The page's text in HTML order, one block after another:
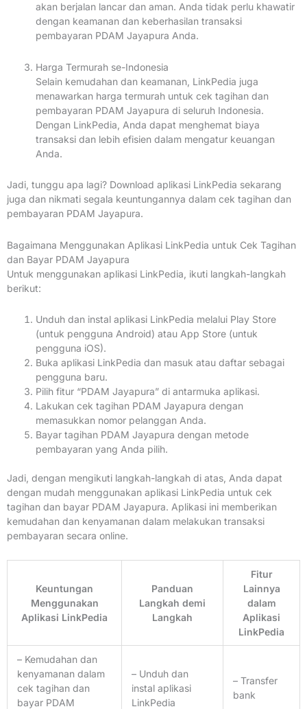
akan berjalan lancar dan aman. Anda tidak perlu khawatir
dengan keamanan dan keberhasilan transaksi
pembayaran PDAM Jayapura Anda.
Harga Termurah se-Indonesia
Selain kemudahan dan keamanan, LinkPedia juga
menawarkan harga termurah untuk cek tagihan dan
pembayaran PDAM Jayapura di seluruh Indonesia.
Dengan LinkPedia, Anda dapat menghemat biaya
transaksi dan lebih efisien dalam mengatur keuangan
Anda.
Jadi, tunggu apa lagi? Download aplikasi LinkPedia sekarang
juga dan nikmati segala keuntungannya dalam cek tagihan dan
pembayaran PDAM Jayapura.
Bagaimana Menggunakan Aplikasi LinkPedia untuk Cek Tagihan
dan Bayar PDAM Jayapura
Untuk menggunakan aplikasi LinkPedia, ikuti langkah-langkah
berikut:
Unduh dan instal aplikasi LinkPedia melalui Play Store
(untuk pengguna Android) atau App Store (untuk
pengguna iOS).
Buka aplikasi LinkPedia dan masuk atau daftar sebagai
pengguna baru.
Pilih fitur “PDAM Jayapura” di antarmuka aplikasi.
Lakukan cek tagihan PDAM Jayapura dengan
memasukkan nomor pelanggan Anda.
Bayar tagihan PDAM Jayapura dengan metode
pembayaran yang Anda pilih.
Jadi, dengan mengikuti langkah-langkah di atas, Anda dapat
dengan mudah menggunakan aplikasi LinkPedia untuk cek
tagihan dan bayar PDAM Jayapura. Aplikasi ini memberikan
kemudahan dan kenyamanan dalam melakukan transaksi
pembayaran secara online.
Keuntungan
Menggunakan
Aplikasi LinkPedia
Panduan
Langkah demi
Langkah
Fitur
Lainnya
dalam
Aplikasi
LinkPedia
– Kemudahan dan
kenyamanan dalam
cek tagihan dan
bayar PDAM
– Unduh dan
instal aplikasi
LinkPedia
– Transfer
bank